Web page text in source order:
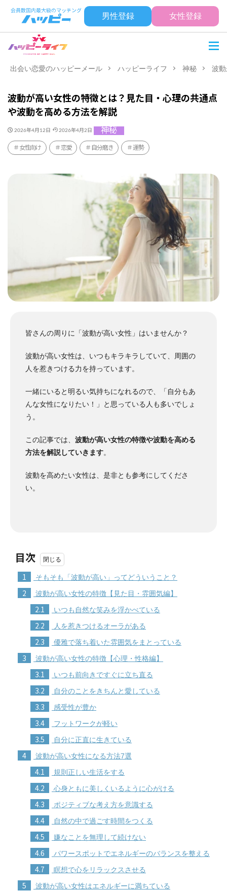
男性登録 女性登録
出会い恋愛のハッピーメール ハッピーライフ 神秘 波
波動が高い女性の特徴とは？見た目・心理の共通点
や波動を高める方法を解説
2026年4月12日 2026年4月2日 神秘
女性向け 恋愛 自分磨き 運勢
皆さんの周りに「波動が高い女性」はいませんか？
波動が高い女性は、いつもキラキラしていて、周囲の
人を惹きつける力を持っています。
一緒にいると明るい気持ちになれるので、「自分もあ
んな女性になりたい！」と思っている人も多いでしょ
う。
この記事では、 波動が高い女性の特徴や波動を高める
方法を解説していきます。
波動を高めたい女性は、是非とも参考にしてくださ
い。
目次
1 そもそも「波動が高い」ってどういうこと？
2 波動が高い女性の特徴【見た目・雰囲気編】
2.1 いつも自然な笑みを浮かべている
2.2 人を惹きつけるオーラがある
2.3 優雅で落ち着いた雰囲気をまとっている
3 波動が高い女性の特徴【心理・性格編】
3.1 いつも前向きですぐに立ち直る
3.2 自分のことをきちんと愛している
3.3 感受性が豊か
3.4 フットワークが軽い
3.5 自分に正直に生きている
4 波動が高い女性になる方法7選
4.1 規則正しい生活をする
4.2 心身ともに美しくいるように心がける
4.3 ポジティブな考え方を意識する
4.4 自然の中で過ごす時間をつくる
4.5 嫌なことを無理して続けない
4.6 パワースポットでエネルギーのバランスを整える
4.7 瞑想で心をリラックスさせる
5 波動が高い女性はエネルギーに満ちている